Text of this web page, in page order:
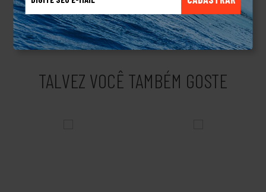
profissionais de alto nível. A Quiksilver nasceu no mar, mas hoje
também é referência no mundo do skateboard.Produto Original.
TALVEZ VOCÊ TAMBÉM GOSTE